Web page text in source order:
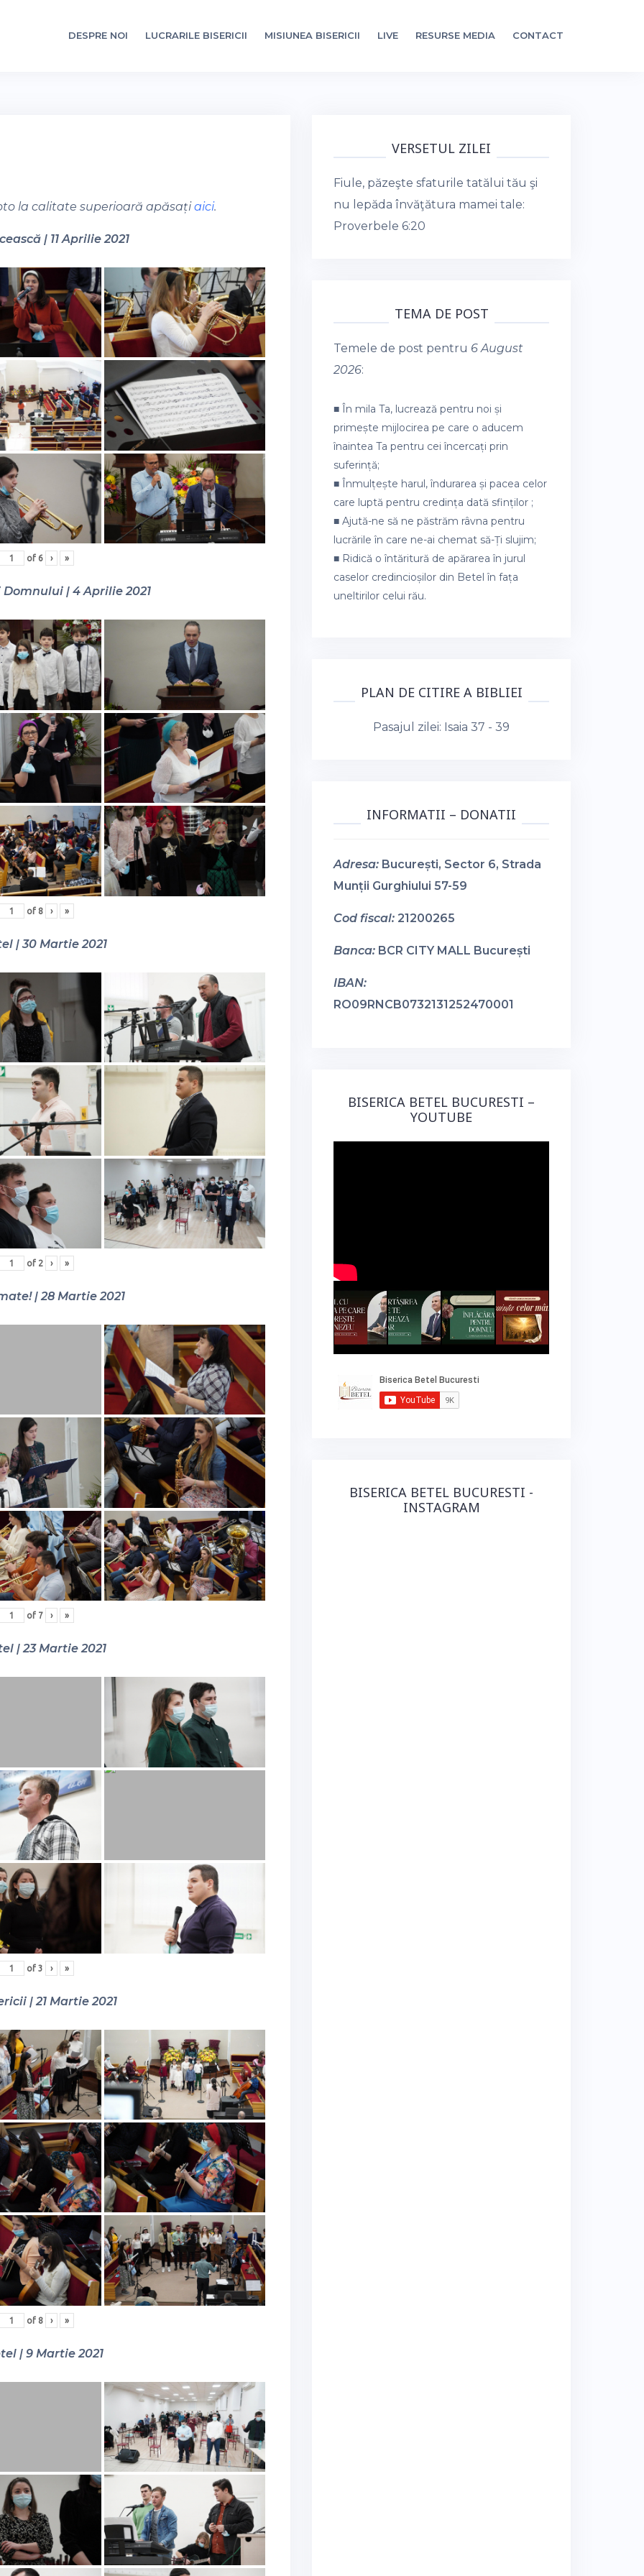
DESPRE NOI LUCRARILE BISERICII MISIUNEA BISERICII LIVE RESURSE MEDIA CONTACT
la calitate superioară apăsațiaici.
| 11 Aprilie 2021
of 6 › »
| 4 Aprilie 2021
of 8 › »
| 30 Martie 2021
of 2 › »
| 28 Martie 2021
of 7 › »
| 23 Martie 2021
of 3 › »
| 21 Martie 2021
of 8 › »
| 9 Martie 2021
VERSETUL ZILEI
Fiule, păzeşte sfaturile tatălui tău şi
nu lepăda învăţătura mamei tale:
Proverbele 6:20
TEMA DE POST
Temele de post pentru 6 August
2026:
■ În mila Ta, lucrează pentru noi și
primește mijlocirea pe care o aducem
înaintea Ta pentru cei încercați prin
suferință;
■ Înmulțește harul, îndurarea și pacea celor
care luptă pentru credința dată sfinților ;
■ Ajută-ne să ne păstrăm râvna pentru
lucrările în care ne-ai chemat să-Ți slujim;
■ Ridică o întăritură de apărarea în jurul
caselor credincioșilor din Betel în fața
uneltirilor celui rău.
PLAN DE CITIRE A BIBLIEI
Pasajul zilei: Isaia 37 - 39
INFORMATII – DONATII
Adresa: București, Sector 6, Strada
Munții Gurghiului 57-59
Cod fiscal: 21200265
Banca: BCR CITY MALL București
IBAN:
RO09RNCB0732131252470001
BISERICA BETEL BUCURESTI –
YOUTUBE
BISERICA BETEL BUCURESTI -
INSTAGRAM